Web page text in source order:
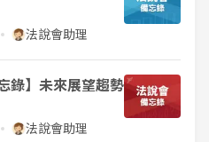
法說會助理
錄】未來展望趨勢
法說會助理